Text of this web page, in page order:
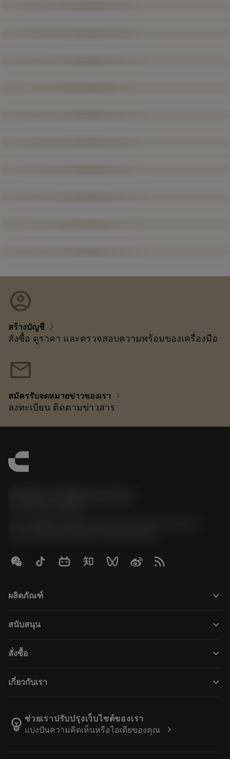
account_circle
สร้างบัญชี chevron_right
สั่งซื้อ ดูราคา และตรวจสอบความพร้อมของเครื่องมือ
mail
สมัครรับจดหมายข่าวของเรา chevron_right
ลงทะเบียน ติดตามข่าวสาร
ผลิตภัณฑ์ keyboard_arrow_down
All programvara
Återvinning
Tailor Made
สนับสนุน keyboard_arrow_down
Distributörer och specialister
Guider och handledningar
สั่งซื้อ keyboard_arrow_down
Beställ
Spåra din beställning
Skapa en offert
เกี่ยวกับเรา keyboard_arrow_down
Tillverkning med välmående
Karriär
emoji_objects ช่วยเราปรับปรุงเว็บไซต์ของเรา
แบ่งปันความคิดเห็นหรือไอเดียของคุณ
chevron_right